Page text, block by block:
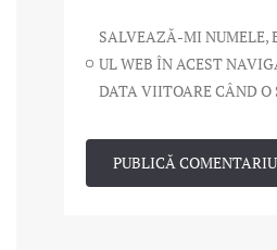
SALVEAZĂ-MI NUMELE,
UL WEB ÎN ACEST
DATA VIITOARE CÂND O